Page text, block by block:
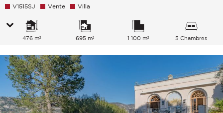
V1515SJ Vente Villa
476 m² 695 m² 1 100 m² 5 Chambres